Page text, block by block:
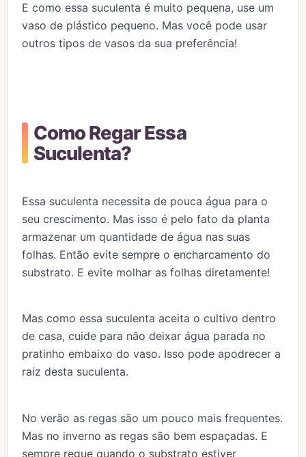
E como essa suculenta é muito pequena, use um
vaso de plástico pequeno. Mas você pode usar
outros tipos de vasos da sua preferência!
Como Regar Essa
Suculenta?
Essa suculenta necessita de pouca água para o
seu crescimento. Mas isso é pelo fato da planta
armazenar um quantidade de água nas suas
folhas. Então evite sempre o encharcamento do
substrato. E evite molhar as folhas diretamente!
Mas como essa suculenta aceita o cultivo dentro
de casa, cuide para não deixar água parada no
pratinho embaixo do vaso. Isso pode apodrecer a
raiz desta suculenta.
No verão as regas são um pouco mais frequentes.
Mas no inverno as regas são bem espaçadas. E
sempre regue quando o substrato estiver